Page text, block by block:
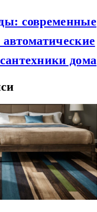
современные
дома